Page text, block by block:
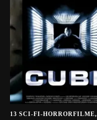
13 SCI-FI-